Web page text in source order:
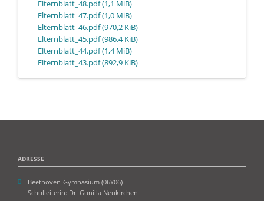
Elternblatt_48.pdf(1,1 MiB)
Elternblatt_47.pdf(1,0 MiB)
Elternblatt_46.pdf(970,2 KiB)
Elternblatt_45.pdf(986,4 KiB)
Elternblatt_44.pdf(1,4 MiB)
Elternblatt_43.pdf(892,9 KiB)
ADRESSE
Beethoven-Gymnasium (06Y06)
Schulleiterin: Dr. Gunilla Neukirchen